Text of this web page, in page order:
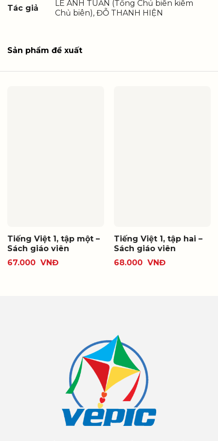
Tác giả
LÊ ANH TUẤN (Tổng Chủ biên kiêm
Chủ biên), ĐỖ THANH HIỆN
Sản phẩm đề xuất
Tiếng Việt 1, tập một –
Sách giáo viên
67.000 VNĐ
Tiếng Việt 1, tập hai –
Sách giáo viên
68.000 VNĐ